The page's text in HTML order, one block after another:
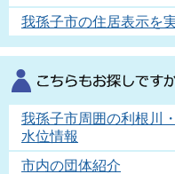
我孫子市の住居表示を
我孫子市周囲の利根川
水位情報
市内の団体紹介